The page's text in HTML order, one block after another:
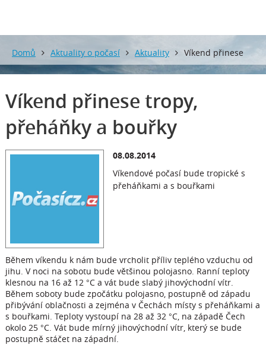
Domů Aktuality o počasí Aktuality Víkend přinese
tropy, přeháňky a bouřky
Víkend přinese tropy,
přeháňky a bouřky
08.08.2014
Víkendové počasí bude tropické s
přeháňkami a s bouřkami
Během víkendu k nám bude vrcholit příliv teplého vzduchu od
jihu. V noci na sobotu bude většinou polojasno. Ranní teploty
klesnou na 16 až 12 °C a vát bude slabý jihovýchodní vítr.
Během soboty bude zpočátku polojasno, postupně od západu
přibývání oblačnosti a zejména v Čechách místy s přeháňkami a
s bouřkami. Teploty vystoupí na 28 až 32 °C, na západě Čech
okolo 25 °C. Vát bude mírný jihovýchodní vítr, který se bude
postupně stáčet na západní.